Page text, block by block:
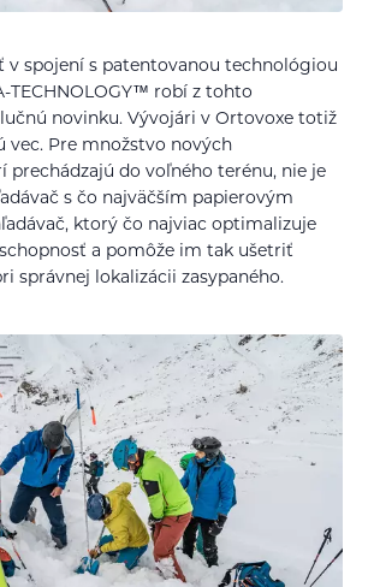
v spojení s patentovanou technológiou
TECHNOLOGY™ robí z tohto
novinku. Vývojári v Ortovoxe totiž
vec. Pre množstvo nových
prechádzajú do voľného terénu, nie je
s čo najväčším papierovým
ktorý čo najviac optimalizuje
a pomôže im tak ušetriť
správnej lokalizácii zasypaného.